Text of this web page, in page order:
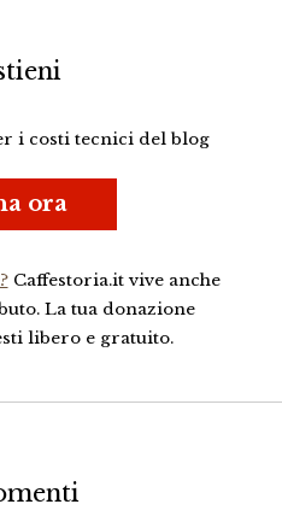
i costi tecnici del blog
ora
Caffestoria.it vive anche
La tua donazione
libero e gratuito.